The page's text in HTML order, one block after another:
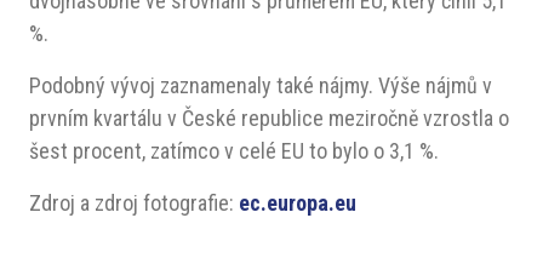
%.
Podobný vývoj zaznamenaly také nájmy. Výše nájmů v
prvním kvartálu v České republice meziročně vzrostla o
šest procent, zatímco v celé EU to bylo o 3,1 %.
Zdroj a zdroj fotografie: ec.europa.eu